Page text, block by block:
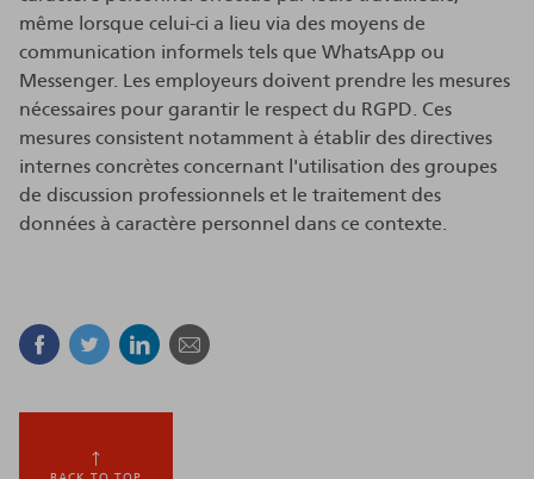
même lorsque celui-ci a lieu via des moyens de
communication informels tels que WhatsApp ou
Messenger. Les employeurs doivent prendre les mesures
nécessaires pour garantir le respect du RGPD. Ces
mesures consistent notamment à établir des directives
internes concrètes concernant l'utilisation des groupes
de discussion professionnels et le traitement des
données à caractère personnel dans ce contexte.
Facebook
TwitterLinkedinCourriel